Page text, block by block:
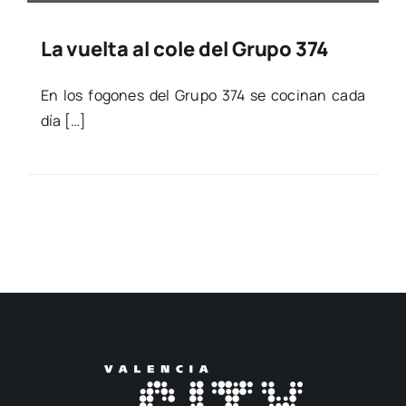
La vuelta al cole del Grupo 374
En los fogo­nes del Gru­po 374 se coci­nan cada
día […]